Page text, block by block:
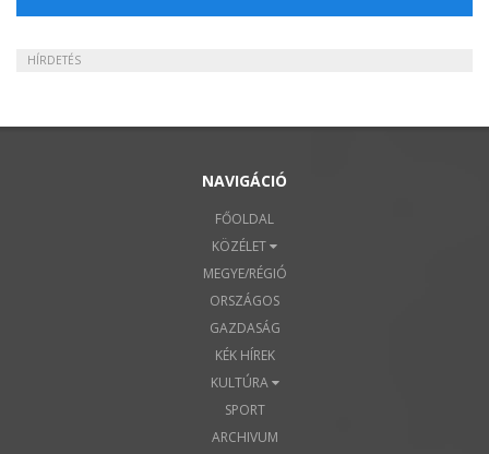
HÍRDETÉS
NAVIGÁCIÓ
FŐOLDAL
KÖZÉLET
MEGYE/RÉGIÓ
ORSZÁGOS
GAZDASÁG
KÉK HÍREK
KULTÚRA
SPORT
ARCHIVUM